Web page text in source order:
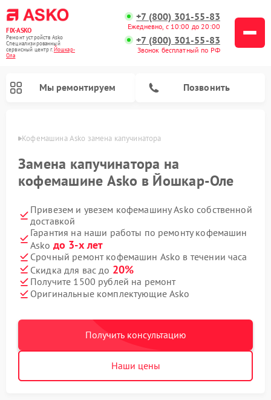
FIX-ASKO
Ремонт устройств Asko
Специализированный
cервисный центр г.Йошкар-
Ола
+7 (800) 301-55-83
Ежедневно, с 10:00 до 20:00
+7 (800) 301-55-83
Звонок бесплатный по РФ
Мы ремонтируем Позвонить
Оле Кофемашина Asko замена капучинатора
Замена капучинатора на
кофемашине Asko в Йошкар-Оле
Привезем и увезем кофемашину Asko собственной
доставкой
Гарантия на наши работы по ремонту кофемашин
Asko до 3-х лет
Срочный ремонт кофемашин Asko в течении часа
Скидка для вас до 20%
Получите 1500 рублей на ремонт
Оригинальные комплектующие Asko
Получить консультацию
Наши цены